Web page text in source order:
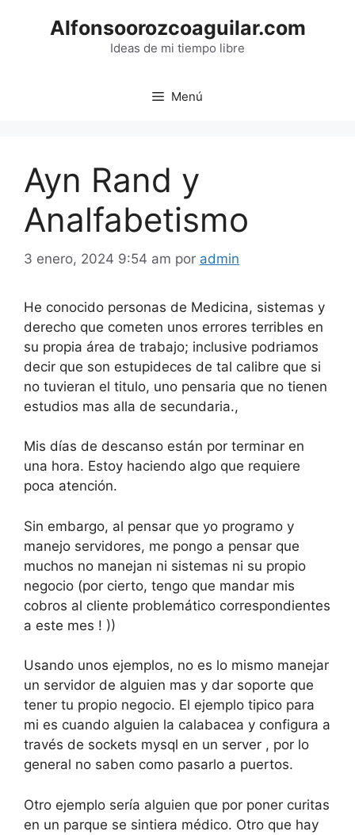
Alfonsoorozcoaguilar.com
Ideas de mi tiempo libre
Menú
Ayn Rand y
Analfabetismo
3 enero, 2024 9:54 am por admin
He conocido personas de Medicina, sistemas y
derecho que cometen unos errores terribles en
su propia área de trabajo; inclusive podriamos
decir que son estupideces de tal calibre que si
no tuvieran el titulo, uno pensaria que no tienen
estudios mas alla de secundaria.,
Mis días de descanso están por terminar en
una hora. Estoy haciendo algo que requiere
poca atención.
Sin embargo, al pensar que yo programo y
manejo servidores, me pongo a pensar que
muchos no manejan ni sistemas ni su propio
negocio (por cierto, tengo que mandar mis
cobros al cliente problemático correspondientes
a este mes ! ))
Usando unos ejemplos, no es lo mismo manejar
un servidor de alguien mas y dar soporte que
tener tu propio negocio. El ejemplo tipico para
mi es cuando alguien la calabacea y configura a
través de sockets mysql en un server , por lo
general no saben como pasarlo a puertos.
Otro ejemplo sería alguien que por poner curitas
en un parque se sintiera médico. Otro que hay